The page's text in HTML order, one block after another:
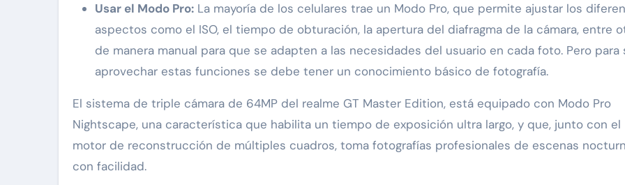
Usar el Modo Pro: La mayoría de los celulares trae un Modo Pro, que permite ajustar los
aspectos como el ISO, el tiempo de obturación, la apertura del diafragma de la cámara, entre
de manera manual para que se adapten a las necesidades del usuario en cada foto. Pero para
aprovechar estas funciones se debe tener un conocimiento básico de fotografía.
El sistema de triple cámara de 64MP del realme GT Master Edition, está equipado con Modo Pro
Nightscape, una característica que habilita un tiempo de exposición ultra largo, y que, junto con el
motor de reconstrucción de múltiples cuadros, toma fotografías profesionales de escenas
con facilidad.